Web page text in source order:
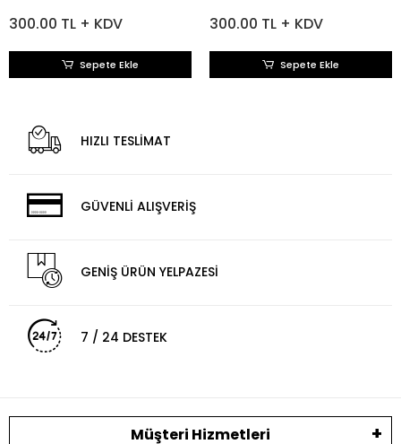
300.00 TL + KDV
Sepete Ekle
300.00 TL + KDV
Sepete Ekle
HIZLI TESLİMAT
GÜVENLİ ALIŞVERİŞ
GENİŞ ÜRÜN YELPAZESİ
7 / 24 DESTEK
Müşteri Hizmetleri